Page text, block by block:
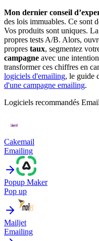
Mon dernier conseil
des lois immuables. Ce sont
Vos produits sont uniques.
propres tests A/B. Alors,
propres taux, segmentez
campagne avec une
transformer ces chiffres en
logiciels d'emailing, le guide
d'une campagne emailing.
Logiciels recommandés
Cakemail
Emailing
Popup Maker
Pop up
Mailjet
Emailing